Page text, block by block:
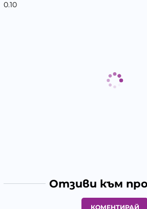
0.10
Отзиви към
КОМЕНТИРАЙ